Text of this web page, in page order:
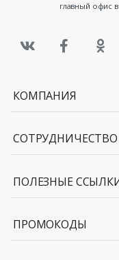
главный офис
КОМПАНИЯ
СОТРУДНИЧЕСТВО
ПОЛЕЗНЫЕ
ПРОМОКОДЫ